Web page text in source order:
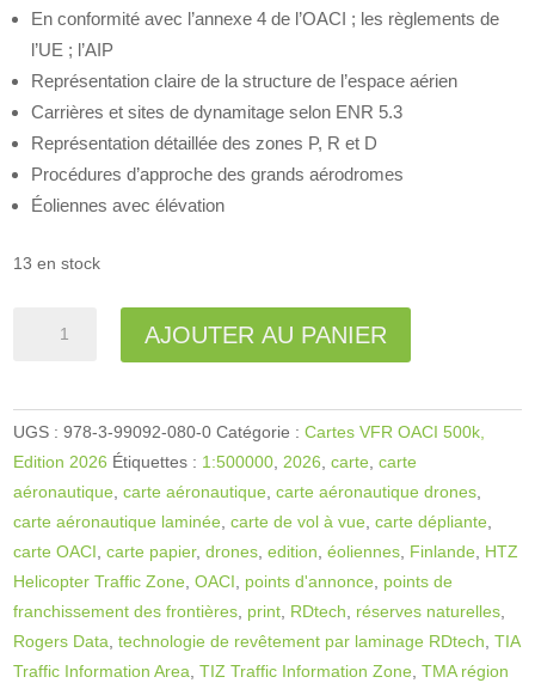
En conformité avec l’annexe 4 de l’OACI ; les règlements de
l’UE ; l’AIP
Représentation claire de la structure de l’espace aérien
Carrières et sites de dynamitage selon ENR 5.3
Représentation détaillée des zones P, R et D
Procédures d’approche des grands aérodromes
Éoliennes avec élévation
13 en stock
Centre
VFR
Carte
OACI
2026
AJOUTER AU PANIER
e
r
n
a
t
i
v
e
:
UGS :978-3-99092-080-0 Catégorie :Cartes VFR OACI 500k,
Edition 2026 Étiquettes : 1:500000 2026 ,carte ,carte
aéronautique ,carte aéronautique ,carte aéronautique drones
carte aéronautique laminée ,carte de vol à vue ,carte dépliante
carte OACI ,carte papier,drones ,edition ,éoliennes Finlande
HTZ
Helicopter Traffic Zone ,OACI points d'annonce
points de
franchissement des frontières print RDtech réserves naturelles
Rogers Data ,technologie de revêtement par laminage RDtech ,TIA
Traffic Information Area ,TIZ Traffic Information Zone ,TMA région